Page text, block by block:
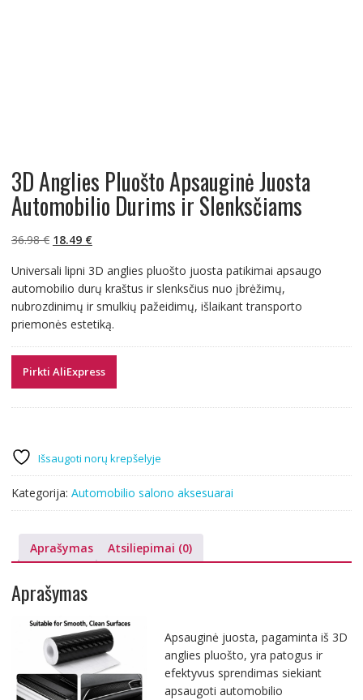
3D Anglies Pluošto Apsauginė Juosta
Automobilio Durims ir Slenksčiams
36.98€ Original
was:
36.98 €.
18.49 €Current
is:
18.49 €.
Universali lipni 3D anglies pluošto juosta patikimai apsaugo
automobilio durų kraštus ir slenksčius nuo įbrėžimų,
nubrozdinimų ir smulkių pažeidimų, išlaikant transporto
priemonės estetiką.
Pirkti AliExpress
Išsaugoti norų krepšelyje
Kategorija: Automobilio salono aksesuarai
Aprašymas Atsiliepimai (0)
Aprašymas
Apsauginė juosta, pagaminta iš 3D
anglies pluošto, yra patogus ir
efektyvus sprendimas siekiant
apsaugoti automobilio